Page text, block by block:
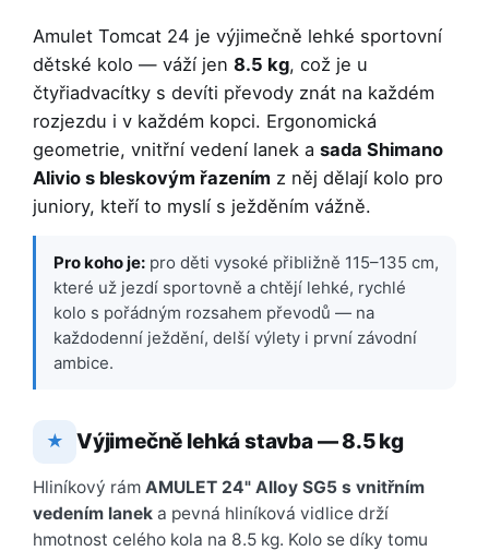
Amulet Tomcat 24 je výjimečně lehké sportovní
dětské kolo — váží jen 8.5 kg, což je u
čtyřiadvacítky s devíti převody znát na každém
rozjezdu i v každém kopci. Ergonomická
geometrie, vnitřní vedení lanek a sada Shimano
Alivio s bleskovým řazením z něj dělají kolo pro
juniory, kteří to myslí s ježděním vážně.
Pro koho je: pro děti vysoké přibližně 115–135 cm,
které už jezdí sportovně a chtějí lehké, rychlé
kolo s pořádným rozsahem převodů — na
každodenní ježdění, delší výlety i první závodní
ambice.
★ Výjimečně lehká stavba — 8.5 kg
Hliníkový rám AMULET 24" Alloy SG5 s vnitřním
vedením lanek a pevná hliníková vidlice drží
hmotnost celého kola na 8.5 kg. Kolo se díky tomu